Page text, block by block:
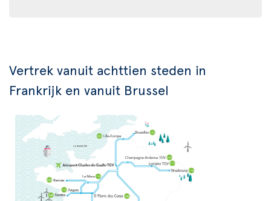
Vertrek vanuit achttien steden in
Frankrijk en vanuit Brussel